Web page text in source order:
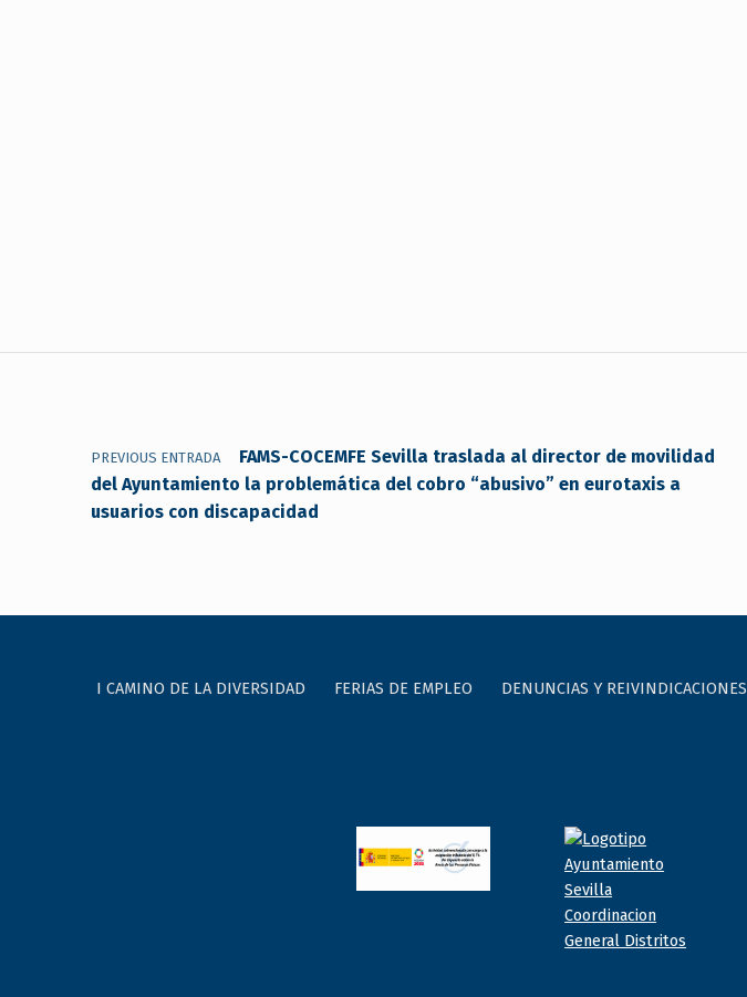
Navegación de entradas
PREVIOUS ENTRADA
FAMS-COCEMFE Sevilla traslada al director de movilidad
del Ayuntamiento la problemática del cobro “abusivo” en eurotaxis a
usuarios con discapacidad
I CAMINO DE LA DIVERSIDAD FERIAS DE EMPLEO DENUNCIAS Y REIVINDICACIONES